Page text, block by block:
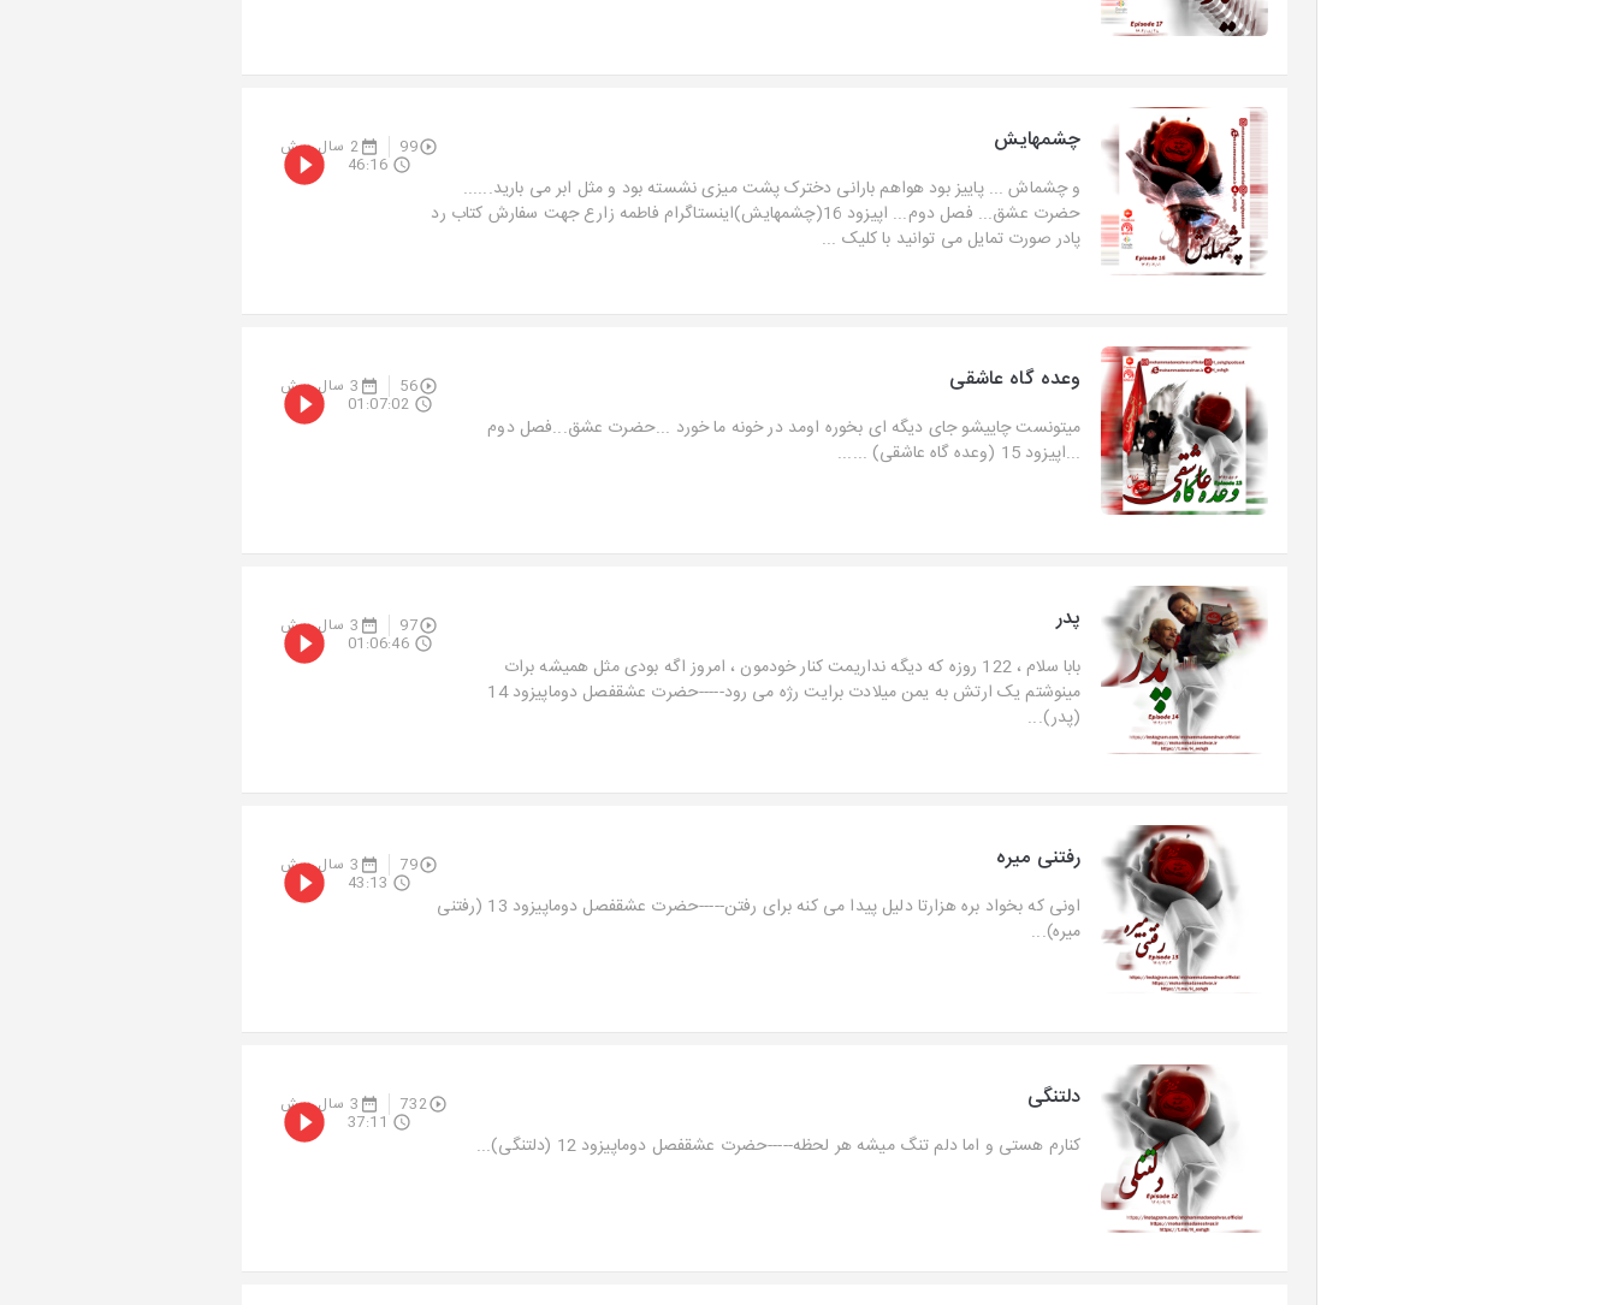
چشمهایش 99 2 سال پیش
و چشماش ... پاییز بود هواهم بارانی دخترک پشت میزی نشسته بود و مثل ابر می بارید......
حضرت عشق... فصل دوم... اپیزود 16(چشمهایش)اینستاگرام فاطمه زارع جهت سفارش کتاب رد
پادر صورت تمایل می توانید با کلیک ...
46:16
وعده گاه عاشقی 56 3 سال پیش
میتونست چاییشو جای دیگه ای بخوره اومد در خونه ما خورد ...حضرت عشق...فصل دوم
...اپیزود 15 (وعده گاه عاشقی) ......
01:07:02
پدر 97 3 سال پیش
بابا سلام ، 122 روزه که دیگه نداریمت کنار خودمون ، امروز اگه بودی مثل همیشه برات
مینوشتم یک ارتش به یمن میلادت برایت رژه می رود-----حضرت عشقفصل دوماپیزود 14
(پدر)...
01:06:46
رفتنی میره 79 3 سال پیش
اونی که بخواد بره هزارتا دلیل پیدا می کنه برای رفتن-----حضرت عشقفصل دوماپیزود 13 (رفتنی
میره)...
43:13
دلتنگی 732 3 سال پیش
کنارم هستی و اما دلم تنگ میشه هر لحظه-----حضرت عشقفصل دوماپیزود 12 (دلتنگی)...
37:11